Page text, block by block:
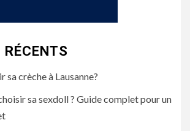
sa crèche à Lausanne?
sa sexdoll ? Guide complet pour un